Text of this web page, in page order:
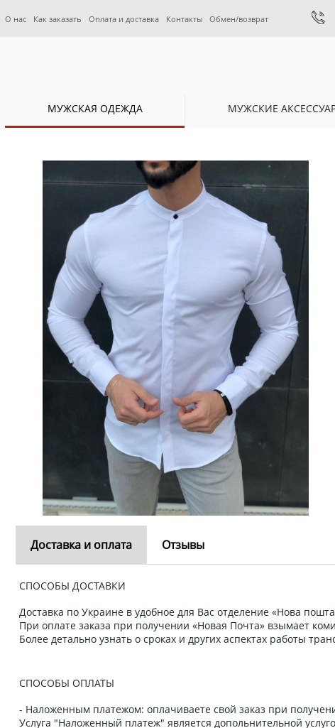
О нас Как заказать Оплата и доставка Контакты Обмен/возврат
МУЖСКАЯ ОДЕЖДА МУЖСКИЕ
Доставка и оплата Отзывы
СПОСОБЫ ДОСТАВКИ
Доставка по Украине в удобное для Вас отделение «Нова
При оплате заказа при получении «Новая Почта» взымает
Более детально узнать о сроках и других аспектах работы
СПОСОБЫ ОПЛАТЫ
- Наложенным платежом: оплачиваете свой заказ при
Услуга "Наложенный платеж" является допольнительной